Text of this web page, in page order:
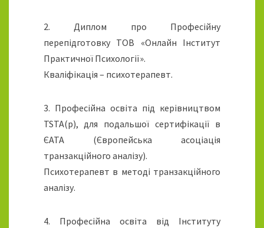
2. Диплом про Професійну
перепідготовку ТОВ «Онлайн Інститут
Практичної Психології».
Кваліфікація – психотерапевт.
3. Професійна освіта під керівництвом
TSTA(p), для подальшої сертифікації в
ЄАТА (Європейська асоціація
транзакційного аналізу).
Психотерапевт в методі транзакційного
аналізу.
4. Професійна освіта від Інституту